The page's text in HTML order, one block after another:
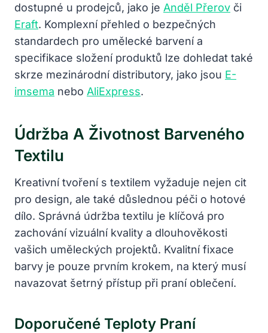
dostupné u prodejců, jako je Anděl Přerov či
Eraft. Komplexní přehled o bezpečných
standardech pro umělecké barvení a
specifikace složení produktů lze dohledat také
skrze mezinárodní distributory, jako jsou E-
imsema nebo AliExpress.
Údržba A Životnost Barveného
Textilu
Kreativní tvoření s textilem vyžaduje nejen cit
pro design, ale také důslednou péči o hotové
dílo. Správná údržba textilu je klíčová pro
zachování vizuální kvality a dlouhověkosti
vašich uměleckých projektů. Kvalitní fixace
barvy je pouze prvním krokem, na který musí
navazovat šetrný přístup při praní oblečení.
Doporučené Teploty Praní